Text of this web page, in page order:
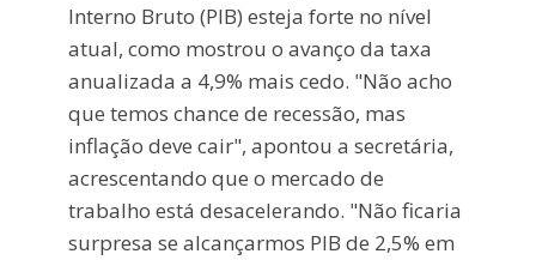
Interno Bruto (PIB) esteja forte no nível
atual, como mostrou o avanço da taxa
anualizada a 4,9% mais cedo. "Não acho
que temos chance de recessão, mas
inflação deve cair", apontou a secretária,
acrescentando que o mercado de
trabalho está desacelerando. "Não ficaria
surpresa se alcançarmos PIB de 2,5% em